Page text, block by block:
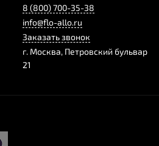
8 (800) 700-35-38
info@flo-allo.ru
Заказать звонок
г. Москва, Петровский бульвар
21